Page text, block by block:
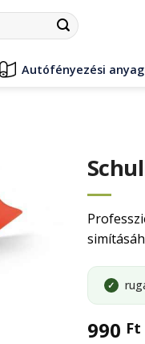
Autófényezési
✓
990 Ft